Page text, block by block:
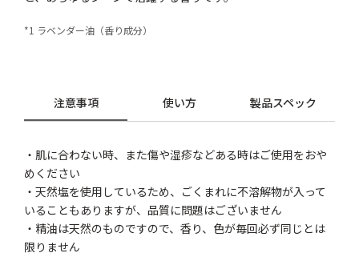
*1 ラベンダー油（香り成分）
注意事項 使い方 製品スペック
・肌に合わない時、また傷や湿疹などある時はご使用をおや
めください
・天然塩を使用しているため、ごくまれに不溶解物が入って
いることもありますが、品質に問題はございません
・精油は天然のものですので、香り、色が毎回必ず同じとは
限りません